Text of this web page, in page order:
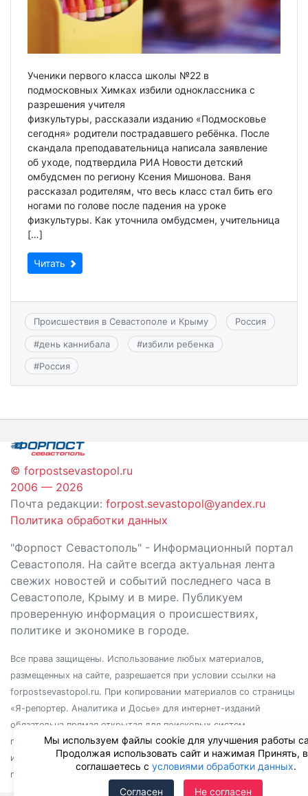
Ученики первого класса школы №22 в
подмосковных Химках избили одноклассника с
разрешения учителя
физкультуры, рассказали изданию «Подмосковье
сегодня» родители пострадавшего ребёнка. После
скандала преподавательница написала заявление
об уходе, подтвердила РИА Новости детский
омбудсмен по региону Ксения Мишонова. Ваня
рассказал родителям, что весь класс стал бить его
ногами по голове после падения на уроке
физкультуры. Как уточнила омбудсмен, учительница
[…]
Читать
Происшествия в Севастополе и Крыму Россия
#день каннибала #избили ребенка
#Россия
© forpostsevastopol.ru
2006 — 2026
Почта редакции: forpost.sevastopol@yandex.ru
Политика обработки данных
"Форпост Севастополь" - Информационный портал
Севастополя. На сайте всегда актуальная лента
свежих новостей и событий последнего часа в
Севастополе, Крыму и в мире. Публикуем
проверенную информация о происшествиях,
политике и экономике в городе.
Все права защищены. Использование любых материалов,
размещенных на сайте, разрешается при условии ссылки на
forpostsevastopol.ru. При копировании материалов со страницы
«Я-репортер. Аналитика и Досье» для интернет-изданий
обязательна прямая открытая для поисковых систем
гиперссылка. Независимо от полного или частичного
использования материалов, ссылка должна быть размещена в
подзаголовке или первом абзаце материала.
Мы используем файлы cookie для улучшения работы
Продолжая использовать сайт и нажимая Принять,
соглашаетесь с условиями обработки данных.
Согласен Не согласен